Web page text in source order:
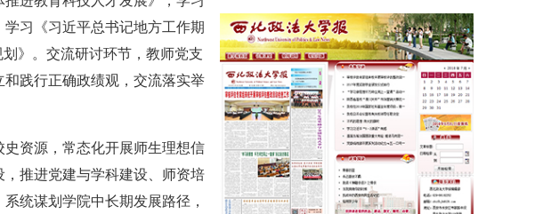
习《习近平总书记地方工作期
》。交流研讨环节，教师党支
践行正确政绩观，交流落实举
资源，常态化开展师生理想信
推进党建与学科建设、师资培
统谋划学院中长期发展路径，